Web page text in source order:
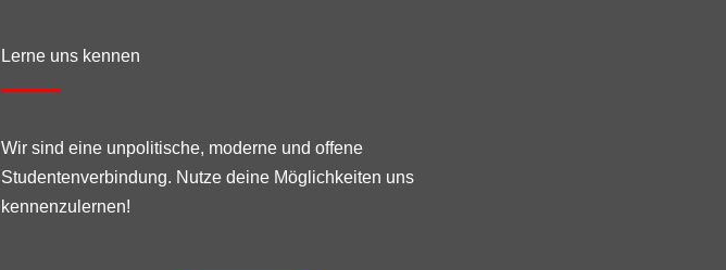
Lerne uns kennen
Wir sind eine unpolitische, moderne und offene
Studentenverbindung. Nutze deine Möglichkeiten uns
kennenzulernen!